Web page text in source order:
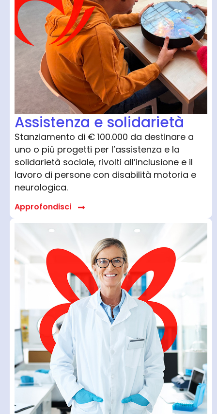
Assistenza e solidarietà
Stanziamento di € 100.000 da destinare a
uno o più progetti per l’assistenza e la
solidarietà sociale, rivolti all’inclusione e il
lavoro di persone con disabilità motoria e
neurologica.
Approfondisci